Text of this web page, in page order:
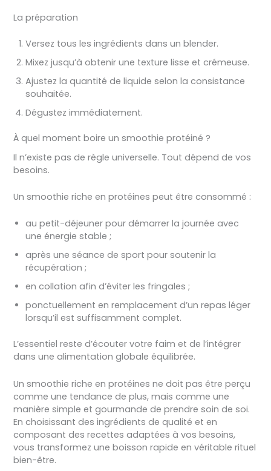
La préparation
Versez tous les ingrédients dans un blender.
Mixez jusqu’à obtenir une texture lisse et crémeuse.
Ajustez la quantité de liquide selon la consistance
souhaitée.
Dégustez immédiatement.
À quel moment boire un smoothie protéiné ?
Il n’existe pas de règle universelle. Tout dépend de vos
besoins.
Un smoothie riche en protéines peut être consommé :
au petit-déjeuner pour démarrer la journée avec
une énergie stable ;
après une séance de sport pour soutenir la
récupération ;
en collation afin d’éviter les fringales ;
ponctuellement en remplacement d’un repas léger
lorsqu’il est suffisamment complet.
L’essentiel reste d’écouter votre faim et de l’intégrer
dans une alimentation globale équilibrée.
Un smoothie riche en protéines ne doit pas être perçu
comme une tendance de plus, mais comme une
manière simple et gourmande de prendre soin de soi.
En choisissant des ingrédients de qualité et en
composant des recettes adaptées à vos besoins,
vous transformez une boisson rapide en véritable rituel
bien-être.